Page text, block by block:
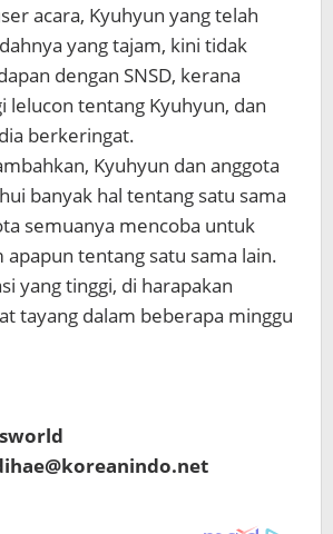
acara, Kyuhyun yang telah
yang tajam, kini tidak
dengan SNSD, kerana
lelucon tentang Kyuhyun, dan
berkeringat.
Kyuhyun dan anggota
banyak hal tentang satu sama
semuanya mencoba untuk
tentang satu sama lain.
yang tinggi, di harapakan
tayang dalam beberapa minggu